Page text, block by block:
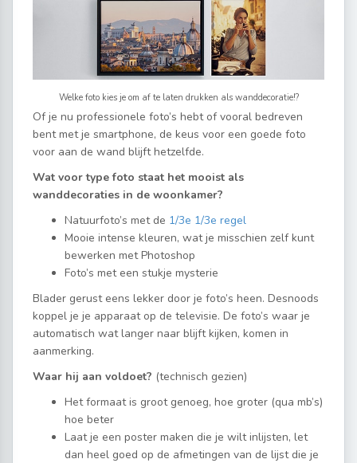
Welke foto kies je om af te laten drukken als wanddecoratie!?
Of je nu professionele foto’s hebt of vooral bedreven
bent met je smartphone, de keus voor een goede foto
voor aan de wand blijft hetzelfde.
Wat voor type foto staat het mooist als
wanddecoraties in de woonkamer?
Natuurfoto’s met de 1/3e 1/3e regel
Mooie intense kleuren, wat je misschien zelf kunt
bewerken met Photoshop
Foto’s met een stukje mysterie
Blader gerust eens lekker door je foto’s heen. Desnoods
koppel je je apparaat op de televisie. De foto’s waar je
automatisch wat langer naar blijft kijken, komen in
aanmerking.
Waar hij aan voldoet? (technisch gezien)
Het formaat is groot genoeg, hoe groter (qua mb’s)
hoe beter
Laat je een poster maken die je wilt inlijsten, let
dan heel goed op de afmetingen van de lijst die je